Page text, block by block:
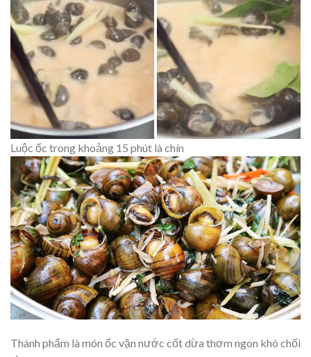
Luộc ốc trong khoảng 15 phút là chín
Thành phẩm là món ốc vặn nước cốt dừa thơm ngon khó chối